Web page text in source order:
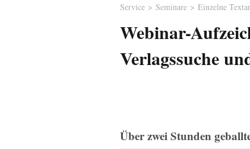
Service Seminare Einzelne
Webinar-
Verlagssuche
Über zwei Stunden